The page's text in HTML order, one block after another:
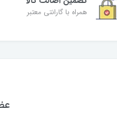
همراه با گارانتی معتبر